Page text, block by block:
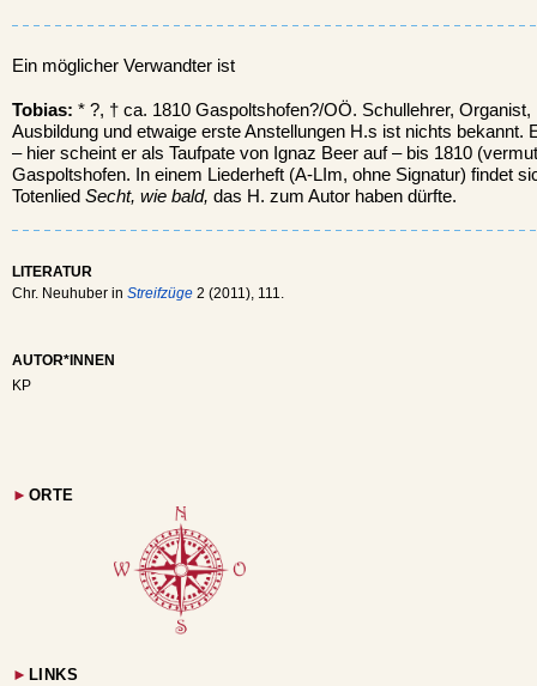
Ein möglicher Verwandter ist
Tobias: * ?, † ca. 1810 Gaspoltshofen?/OÖ. Schullehrer,
Ausbildung und etwaige erste Anstellungen H.s ist nichts bekannt.
– hier scheint er als Taufpate von Ignaz Beer auf – bis 1810
Gaspoltshofen. In einem Liederheft (A-LIm, ohne Signatur) findet
Totenlied Secht, wie bald, das H. zum Autor haben dürfte.
LITERATUR
Chr. Neuhuber in Streifzüge 2 (2011), 111.
AUTOR*INNEN
KP
► ORTE
► LINKS